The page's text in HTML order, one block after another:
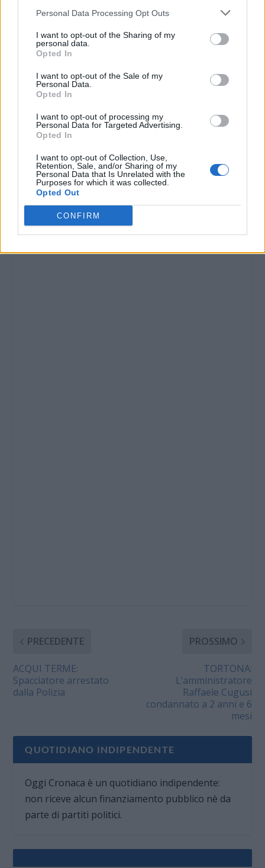
Personal Data Processing Opt Outs
I want to opt-out of the Sharing of my
personal data.
Opted In
I want to opt-out of the Sale of my
Personal Data.
Opted In
I want to opt-out of processing my
Personal Data for Targeted Advertising.
Opted In
I want to opt-out of Collection, Use,
Retention, Sale, and/or Sharing of my
Personal Data that Is Unrelated with the
Purposes for which it was collected.
Opted Out
CONFIRM
PRECEDENTE
ACQUI TERME:
Spacciatore arrestato
dalla Polizia
PROSSIMO
TORTONA:
L’amministratore
Raffaele Cugusi
condannato a 2 anni e 6
mesi
QUOTIDIANO INDIPENDENTE
Oggi Cronaca è un quotidiano indipendente:
non riceve alcun finanziamento pubblico nè da
parte di partiti politici.